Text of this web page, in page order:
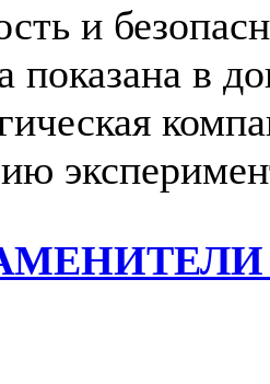
и
показана в